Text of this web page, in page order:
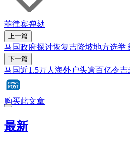
菲律宾弹劾
上一篇
马国政府探讨恢复吉隆坡地方选举
下一篇
马国近1.5万人海外户头逾百亿令
购买此文章
最新